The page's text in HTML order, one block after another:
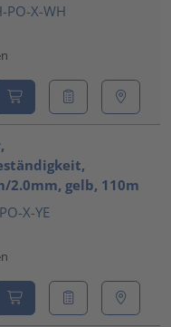
PO-X-WH
2.0mm, gelb, 110m
X-YE